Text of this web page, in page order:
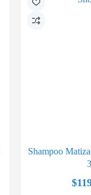
Shampoo
$